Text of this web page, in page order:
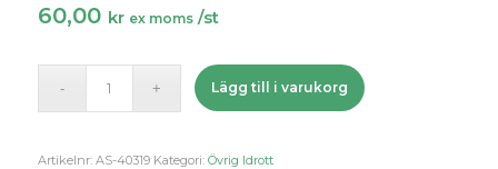
60,00 kr ex moms /st
Lägg till i varukorg
Artikelnr: AS-40319 Kategori: Övrig Idrott